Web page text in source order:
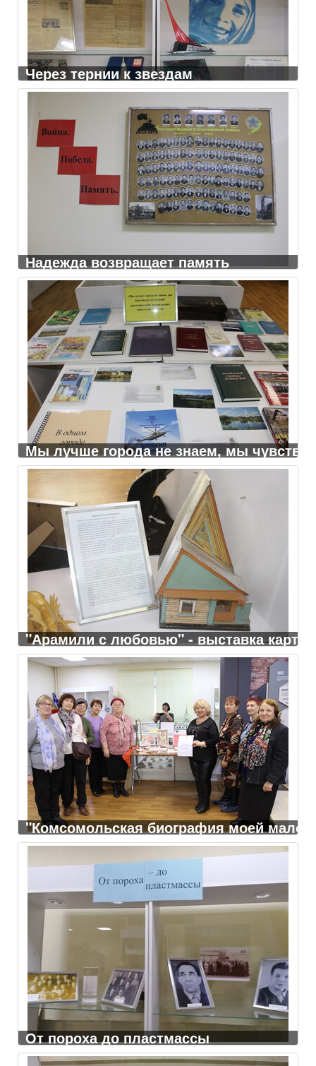
Через тернии к звездам
Надежда возвращает память
Мы лучше города не знаем, мы
"Арамили с любовью" - выставка
"Комсомольская биография моей
От пороха до пластмассы